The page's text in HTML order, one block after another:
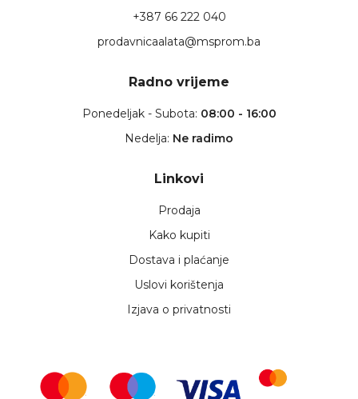
+387 66 222 040
prodavnicaalata@msprom.ba
Radno vrijeme
Ponedeljak - Subota: 08:00 - 16:00
Nedelja: Ne radimo
Linkovi
Prodaja
Kako kupiti
Dostava i plaćanje
Uslovi korištenja
Izjava o privatnosti